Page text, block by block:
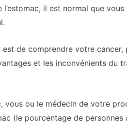
il est normal que
de comprendre votre
et les inconvénients du
vous ou le médecin de votre
(le pourcentage de personnes